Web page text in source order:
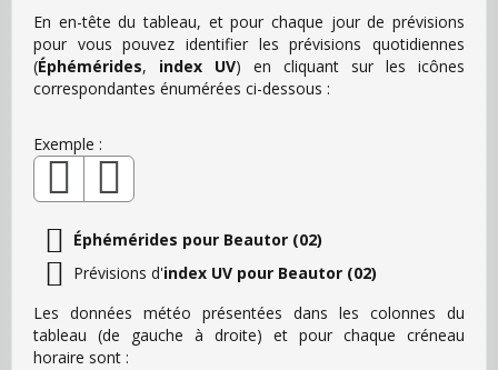
En en-tête du tableau, et pour chaque jour de prévisions
pour vous pouvez identifier les prévisions quotidiennes
(Éphémérides, index UV) en cliquant sur les icônes
correspondantes énumérées ci-dessous :
Exemple :
Éphémérides pour Beautor (02)
Prévisions d'index UV pour Beautor (02)
Les données météo présentées dans les colonnes du
tableau (de gauche à droite) et pour chaque créneau
horaire sont :